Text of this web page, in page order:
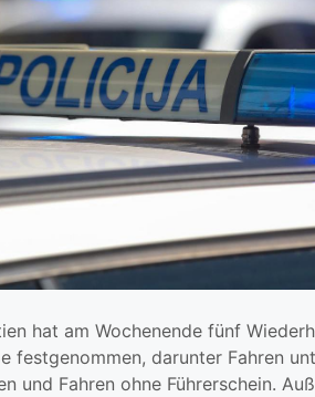
hat am Wochenende fünf
festgenommen, darunter Fahren
und Fahren ohne Führerschein.